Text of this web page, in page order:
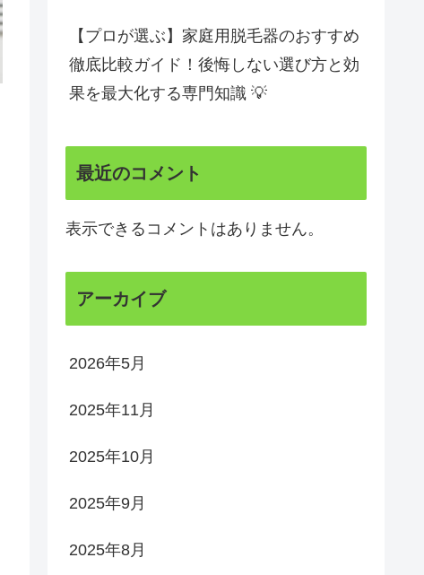
【プロが選ぶ】家庭用脱毛器のおすすめ
徹底比較ガイド！後悔しない選び方と効
果を最大化する専門知識 💡
最近のコメント
表示できるコメントはありません。
アーカイブ
2026年5月
2025年11月
2025年10月
2025年9月
2025年8月